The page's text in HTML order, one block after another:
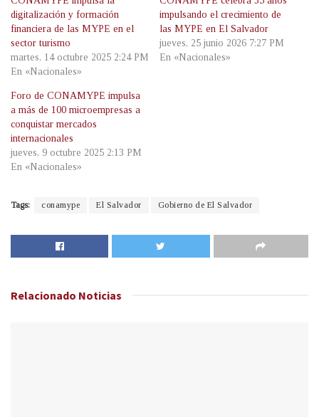
digitalización y formación
financiera de las MYPE en el
sector turismo
martes, 14 octubre 2025 2:24 PM
En «Nacionales»
impulsando el crecimiento de
las MYPE en El Salvador
jueves, 25 junio 2026 7:27 PM
En «Nacionales»
Foro de CONAMYPE impulsa
a más de 100 microempresas a
conquistar mercados
internacionales
jueves, 9 octubre 2025 2:13 PM
En «Nacionales»
Tags: conamype El Salvador Gobierno de El Salvador
Relacionado Noticias